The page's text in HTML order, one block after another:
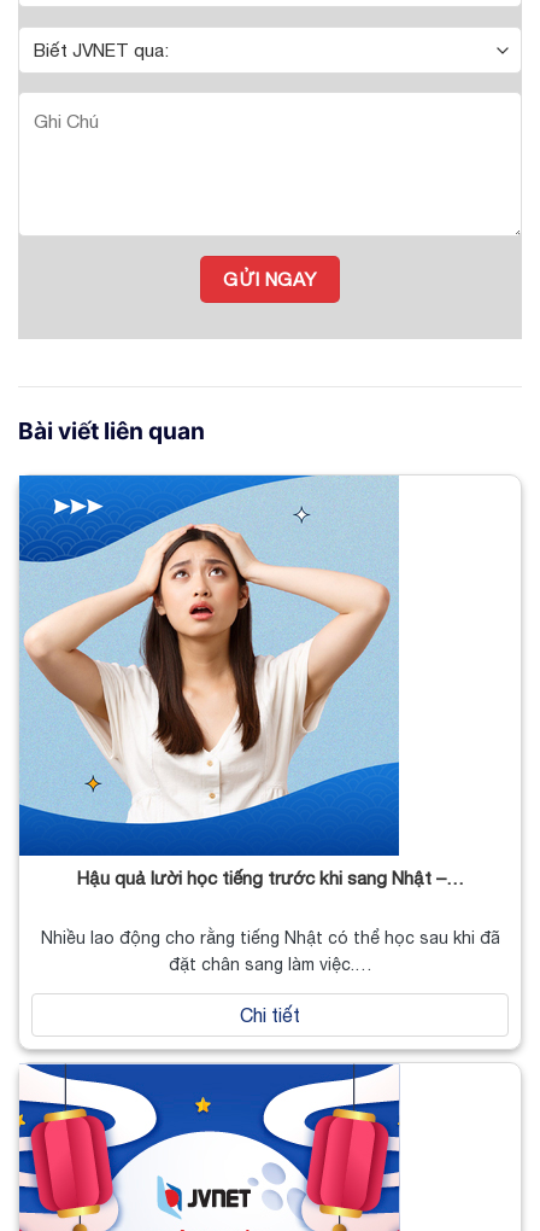
Bài viết liên quan
Hậu quả lười học tiếng trước khi sang Nhật –…
Nhiều lao động cho rằng tiếng Nhật có thể học sau khi đã
đặt chân sang làm việc.…
Chi tiết